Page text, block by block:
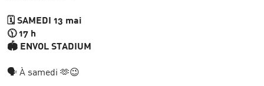
🗓️ SAMEDI 13 mai
🕦 17 h
🏟️ ENVOL STADIUM
🗣️ À samedi 🫶😉